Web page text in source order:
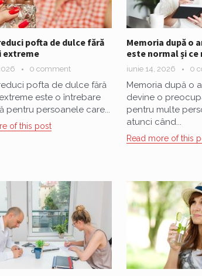
pofta de dulce fără
extreme
0 comment
pofta de dulce fără
este o întrebare
pentru persoanele care...
of this post
Memoria după o
este normal și
iunie 14, 2026 0
Memoria după o
devine o
pentru multe
atunci când...
Read more of this